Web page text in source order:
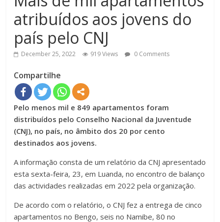
atribuídos aos jovens do
país pelo CNJ
December 25, 2022 919 Views 0 Comments
Compartilhe
Pelo menos mil e 849 apartamentos foram
distribuídos pelo Conselho Nacional da Juventude
(CNJ), no país, no âmbito dos 20 por cento
destinados aos jovens.
A informação consta de um relatório da CNJ apresentado
esta sexta-feira, 23, em Luanda, no encontro de balanço
das actividades realizadas em 2022 pela organização.
De acordo com o relatório, o CNJ fez a entrega de cinco
apartamentos no Bengo, seis no Namibe, 80 no